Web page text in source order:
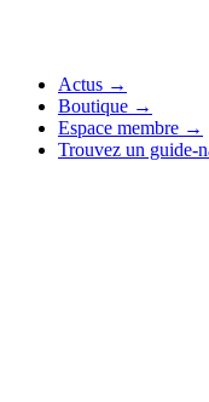
Actus →
Boutique →
Espace membre →
Trouvez un guide-